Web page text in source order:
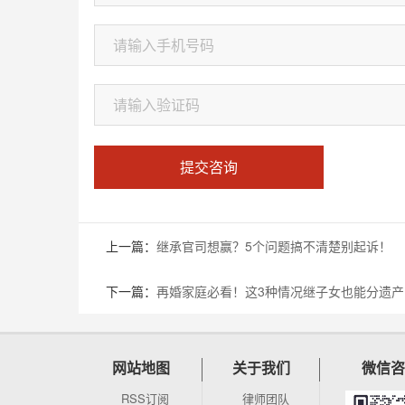
提交咨询
上一篇： 继承官司想赢？5个问题搞不清楚别起诉！
下一篇： 再婚家庭必看！这3种情况继子女也能分遗产
网站地图
RSS订阅
关于我们
律师团队
微信